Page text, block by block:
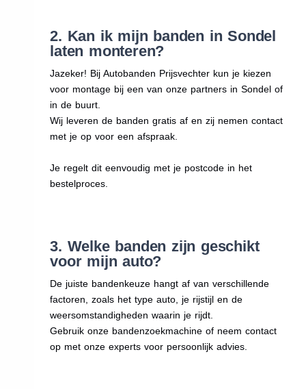
2. Kan ik mijn banden in Sondel
laten monteren?
Jazeker! Bij Autobanden Prijsvechter kun je kiezen
voor montage bij een van onze partners in Sondel of
in de buurt.
Wij leveren de banden gratis af en zij nemen contact
met je op voor een afspraak.
Je regelt dit eenvoudig met je postcode in het
bestelproces.
3. Welke banden zijn geschikt
voor mijn auto?
De juiste bandenkeuze hangt af van verschillende
factoren, zoals het type auto, je rijstijl en de
weersomstandigheden waarin je rijdt.
Gebruik onze bandenzoekmachine of neem contact
op met onze experts voor persoonlijk advies.